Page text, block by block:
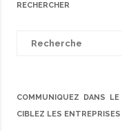
RECHERCHER
COMMUNIQUEZ DANS
CIBLEZ LES